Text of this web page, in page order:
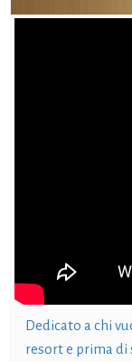
Dedicato a chi
resort e prima di